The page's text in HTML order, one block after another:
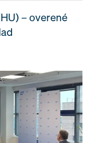
– overené